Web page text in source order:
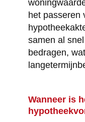
het passeren
samen al
bedragen,
Wanneer is